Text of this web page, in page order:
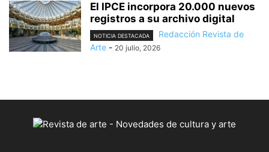
El IPCE incorpora 20.000 nuevos
registros a su archivo digital
NOTICIA DESTACADA
Redacción Revista de
Arte - 20 julio, 2026